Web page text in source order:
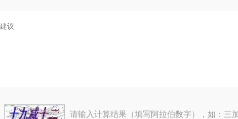
请输入计算结果（填写阿拉伯数字），如：三